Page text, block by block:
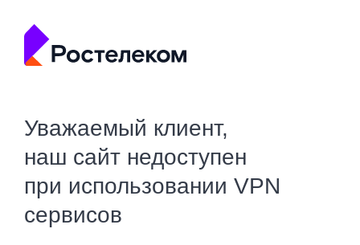
Уважаемый клиент,
наш сайт недоступен
при использовании VPN
сервисов